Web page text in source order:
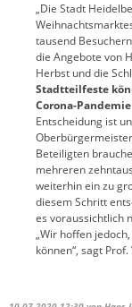
„Die Stadt
tausend
die Angebote von
Herbst und die
Stadtteilfeste
Corona-
Entscheidung ist
Beteiligten
mehreren
weiterhin ein zu
diesem Schritt
es voraussichtlich
„Wir hoffen
können“, sagt Prof.